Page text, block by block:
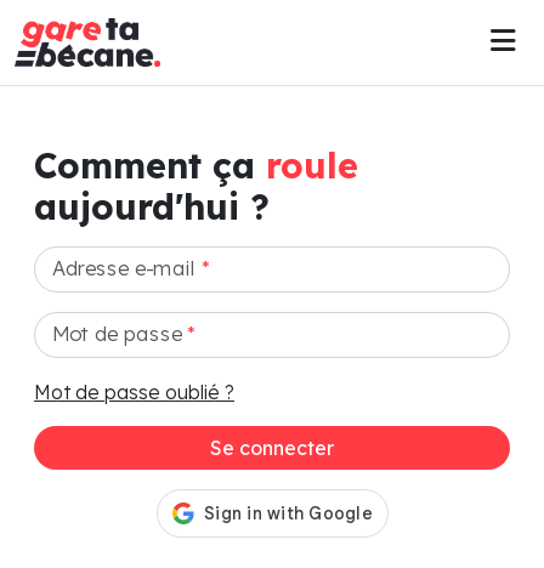
Comment ça roule
aujourd'hui ?
Adresse e-mail *
Mot de passe*
Mot de passe oublié ?
Se connecter